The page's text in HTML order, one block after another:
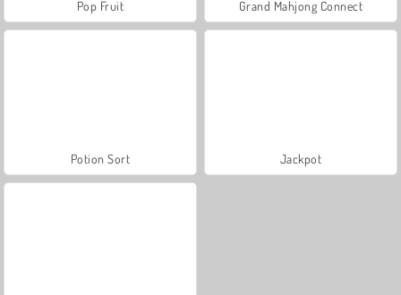
Pop Fruit Grand Mahjong Connect
Potion Sort Jackpot